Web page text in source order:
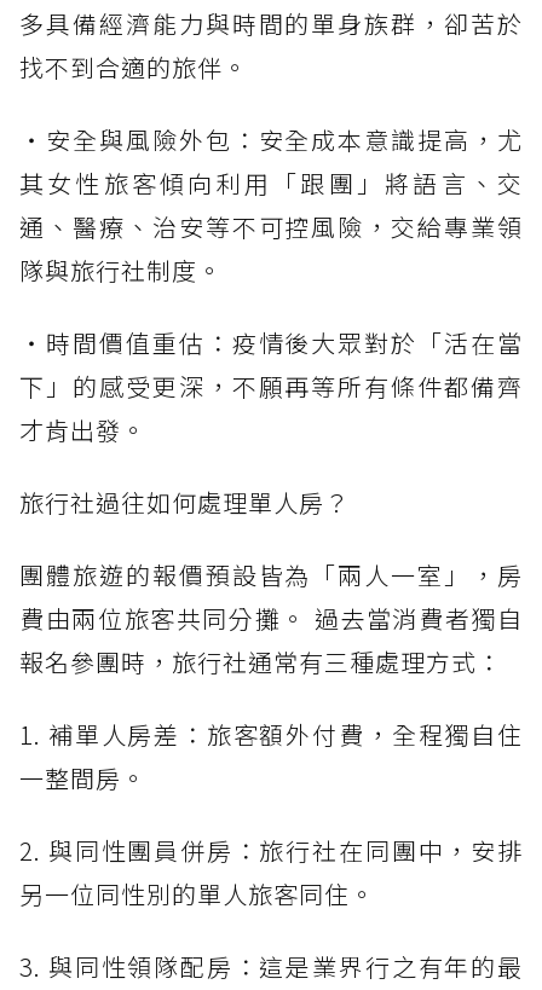
多具備經濟能力與時間的單身族群，卻苦於
找不到合適的旅伴。
・安全與風險外包：安全成本意識提高，尤
其女性旅客傾向利用「跟團」將語言、交
通、醫療、治安等不可控風險，交給專業領
隊與旅行社制度。
・時間價值重估：疫情後大眾對於「活在當
下」的感受更深，不願再等所有條件都備齊
才肯出發。
旅行社過往如何處理單人房？
團體旅遊的報價預設皆為「兩人一室」，房
費由兩位旅客共同分攤。 過去當消費者獨自
報名參團時，旅行社通常有三種處理方式：
1. 補單人房差：旅客額外付費，全程獨自住
一整間房。
2. 與同性團員併房：旅行社在同團中，安排
另一位同性別的單人旅客同住。
3. 與同性領隊配房：這是業界行之有年的最